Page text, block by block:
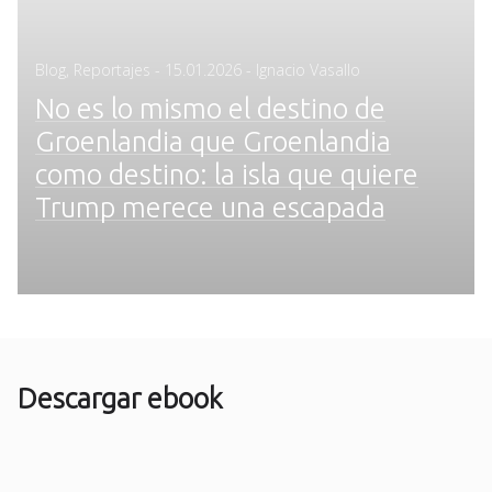
Blog Reportajes - Posted
15.01.2026 - Ignacio Vasallo
No es lo mismo el destino de
Groenlandia que Groenlandia
como destino: la isla que quiere
Trump merece una escapada
Descargar ebook